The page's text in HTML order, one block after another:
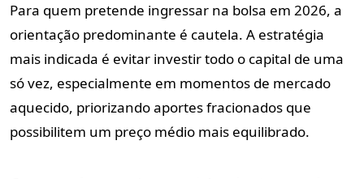
Para quem pretende ingressar na bolsa em 2026, a
orientação predominante é cautela. A estratégia
mais indicada é evitar investir todo o capital de uma
só vez, especialmente em momentos de mercado
aquecido, priorizando aportes fracionados que
possibilitem um preço médio mais equilibrado.